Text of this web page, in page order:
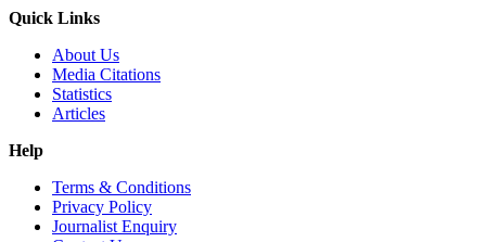
Quick Links
About Us
Media Citations
Statistics
Articles
Help
Terms & Conditions
Privacy Policy
Journalist Enquiry